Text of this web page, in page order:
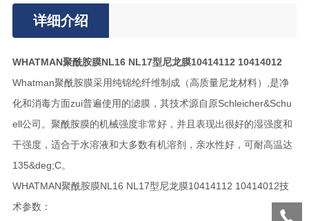
详细介绍
WHATMAN聚酰胺膜NL16 NL17型尼龙膜10414112 10414012
Whatman聚酰胺膜采用纯锦纶纤维制成（高质量尼龙材料）,是净
化和消毒方面zui普遍使用的滤膜，其技术源自原Schleicher&Schu
ell公司。聚酰胺膜的机械强度非常好，并且表现出很好的湿强度和
干强度，适合于水溶液和大多数有机溶剂，亲水性好，可耐高温达
135&deg;C。
WHATMAN聚酰胺膜NL16 NL17型尼龙膜10414112 10414012技
术参数：